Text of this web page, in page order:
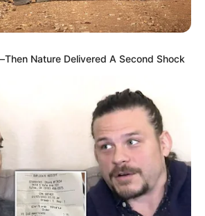
Nature Delivered A Second Shock